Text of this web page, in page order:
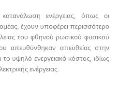
ενέργειας, όπως οι
έχουν υποφέρει περισσότερο
του φθηνού ρωσικού φυσικού
απευθύνθηκαν απευθείας στην
το υψηλό ενεργειακό κόστος, ιδίως
ενέργειας.